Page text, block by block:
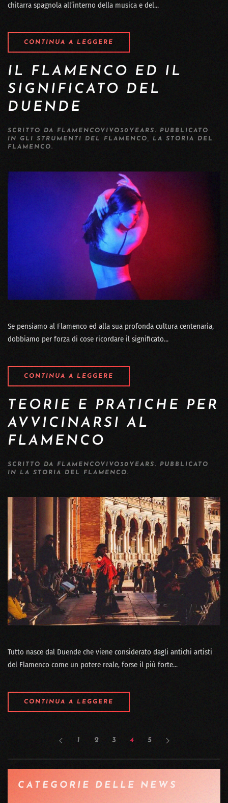
chitarra spagnola all’interno della musica e del...
CONTINUA A LEGGERE
IL FLAMENCO ED IL
SIGNIFICATO DEL
DUENDE
SCRITTO DA FLAMENCOVIVO30YEARS. PUBBLICATO
IN GLI STRUMENTI DEL FLAMENCO
LA STORIA DEL
FLAMENCO.
Se pensiamo al Flamenco ed alla sua profonda cultura centenaria,
dobbiamo per forza di cose ricordare il significato...
CONTINUA A LEGGERE
TEORIE E PRATICHE PER
AVVICINARSI AL
FLAMENCO
SCRITTO DA FLAMENCOVIVO30YEARS. PUBBLICATO
IN LA STORIA DEL FLAMENCO.
Tutto nasce dal Duende che viene considerato dagli antichi artisti
del Flamenco come un potere reale, forse il più forte...
CONTINUA A LEGGERE
1 2 3 4 5
CATEGORIE DELLE NEWS